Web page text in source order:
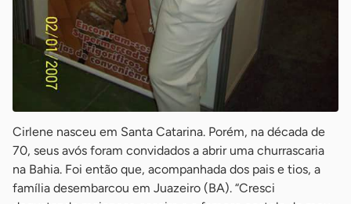
Cirlene nasceu em Santa Catarina. Porém, na década de
70, seus avós foram convidados a abrir uma churrascaria
na Bahia. Foi então que, acompanhada dos pais e tios, a
família desembarcou em Juazeiro (BA). “Cresci